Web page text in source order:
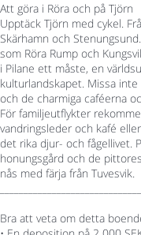
Att göra i Röra och på Tjörn
Upptäck Tjörn med cykel.
Skärhamn och
som Röra Rump och
i Pilane ett måste, en
kulturlandskapet. Missa
och de charmiga caféerna
För familjeutflykter
vandringsleder och kafé
det rika djur- och fågellivet.
honungsgård och de
nås med färja från Tuvesvik.
Bra att veta om detta